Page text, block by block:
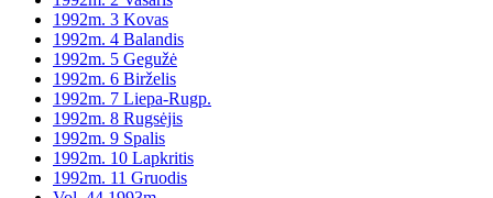
1992m. 3 Kovas
1992m. 4 Balandis
1992m. 5 Gegužė
1992m. 6 Birželis
1992m. 7 Liepa-Rugp.
1992m. 8 Rugsėjis
1992m. 9 Spalis
1992m. 10 Lapkritis
1992m. 11 Gruodis